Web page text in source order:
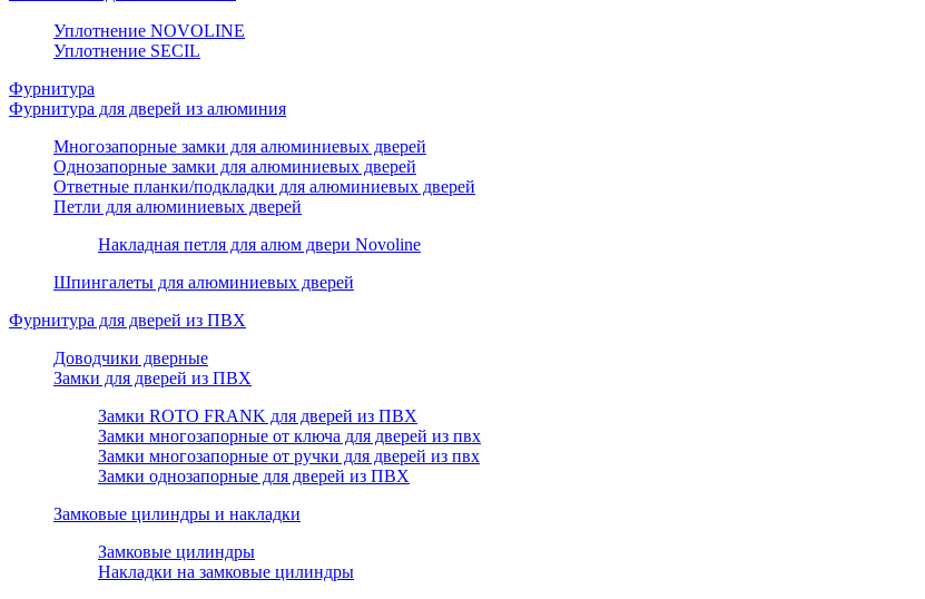
Уплотнение NOVOLINE
Уплотнение SECIL
Фурнитура
Фурнитура для дверей из алюминия
Многозапорные замки для алюминиевых дверей
Однозапорные замки для алюминиевых дверей
Ответные планки/подкладки для алюминиевых дверей
Петли для алюминиевых дверей
Накладная петля для алюм двери Novoline
Шпингалеты для алюминиевых дверей
Фурнитура для дверей из ПВХ
Доводчики дверные
Замки для дверей из ПВХ
Замки ROTO FRANK для дверей из ПВХ
Замки многозапорные от ключа для дверей из пвх
Замки многозапорные от ручки для дверей из пвх
Замки однозапорные для дверей из ПВХ
Замковые цилиндры и накладки
Замковые цилиндры
Накладки на замковые цилиндры